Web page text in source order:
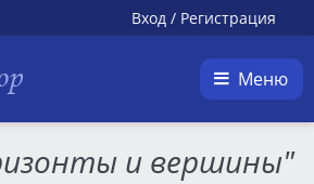
Вход / Регистрация
Меню
и вершины"